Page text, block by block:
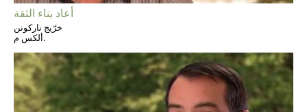
أعاد بناء الثقة
خرّيج ناركونن
ألكس م.